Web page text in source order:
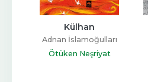
Külhan
Adnan İslamoğulları
Ötüken Neşriyat